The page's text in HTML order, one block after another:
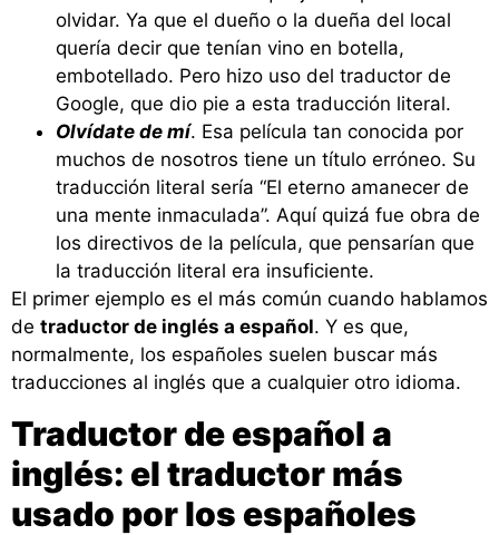
olvidar. Ya que el dueño o la dueña del local
quería decir que tenían vino en botella,
embotellado. Pero hizo uso del traductor de
Google, que dio pie a esta traducción literal.
Olvídate de mí. Esa película tan conocida por
muchos de nosotros tiene un título erróneo. Su
traducción literal sería “El eterno amanecer de
una mente inmaculada”. Aquí quizá fue obra de
los directivos de la película, que pensarían que
la traducción literal era insuficiente.
El primer ejemplo es el más común cuando hablamos
de traductor de inglés a español. Y es que,
normalmente, los españoles suelen buscar más
traducciones al inglés que a cualquier otro idioma.
Traductor de español a
inglés: el traductor más
usado por los españoles